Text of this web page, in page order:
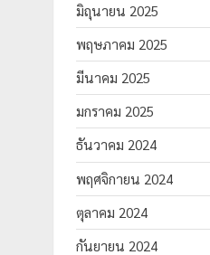
มิถุนายน 2025
พฤษภาคม 2025
มีนาคม 2025
มกราคม 2025
ธันวาคม 2024
พฤศจิกายน 2024
ตุลาคม 2024
กันยายน 2024